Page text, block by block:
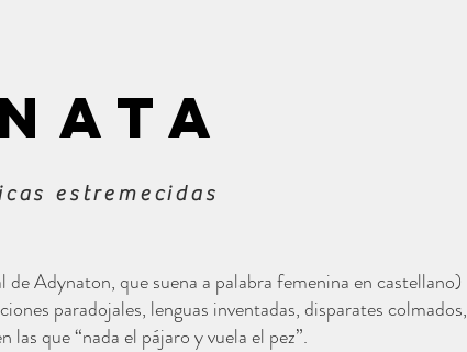
estremecidas
Adynaton, que suena a palabra femenina en castellano)
paradojales, lenguas inventadas, disparates colmados,
las que “nada el pájaro y vuela el pez”.